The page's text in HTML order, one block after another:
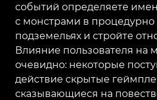
событий определяете
с монстрами в
подземельях и стройте
Влияние пользователя на
очевидно: некоторые
действие скрытые
сказывающиеся на